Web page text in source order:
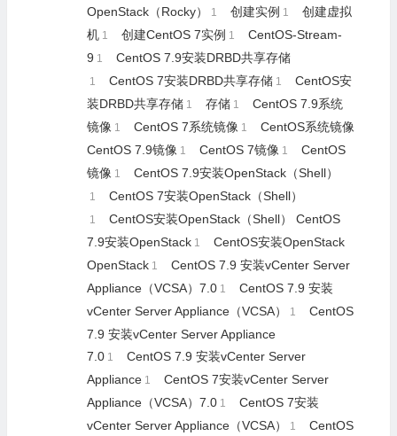
OpenStack（Rocky）
1 创建实例 1
创建虚拟
机 1 创建CentOS 7实例 1
CentOS-Stream-
9 1 CentOS 7.9安装DRBD共享存储
1 CentOS 7安装DRBD共享存储 1
CentOS安
装DRBD共享存储 1 存储 1
CentOS 7.9系统
镜像 1 CentOS 7系统镜像 1
CentOS系统镜像
CentOS 7.9镜像 1 CentOS 7镜像 1
CentOS
镜像 1 CentOS 7.9安装OpenStack（Shell）
1 CentOS 7安装OpenStack（Shell）
1
CentOS安装OpenStack（Shell） CentOS
7.9安装OpenStack 1
CentOS安装OpenStack
OpenStack 1
CentOS 7.9 安装vCenter Server
Appliance（VCSA）7.0 1
CentOS 7.9 安装
vCenter Server Appliance（VCSA）
1
CentOS
7.9 安装vCenter Server Appliance
7.0 1
CentOS 7.9 安装vCenter Server
Appliance 1
CentOS 7安装vCenter Server
Appliance（VCSA）7.0 1
CentOS 7安装
vCenter Server Appliance（VCSA）
1
CentOS